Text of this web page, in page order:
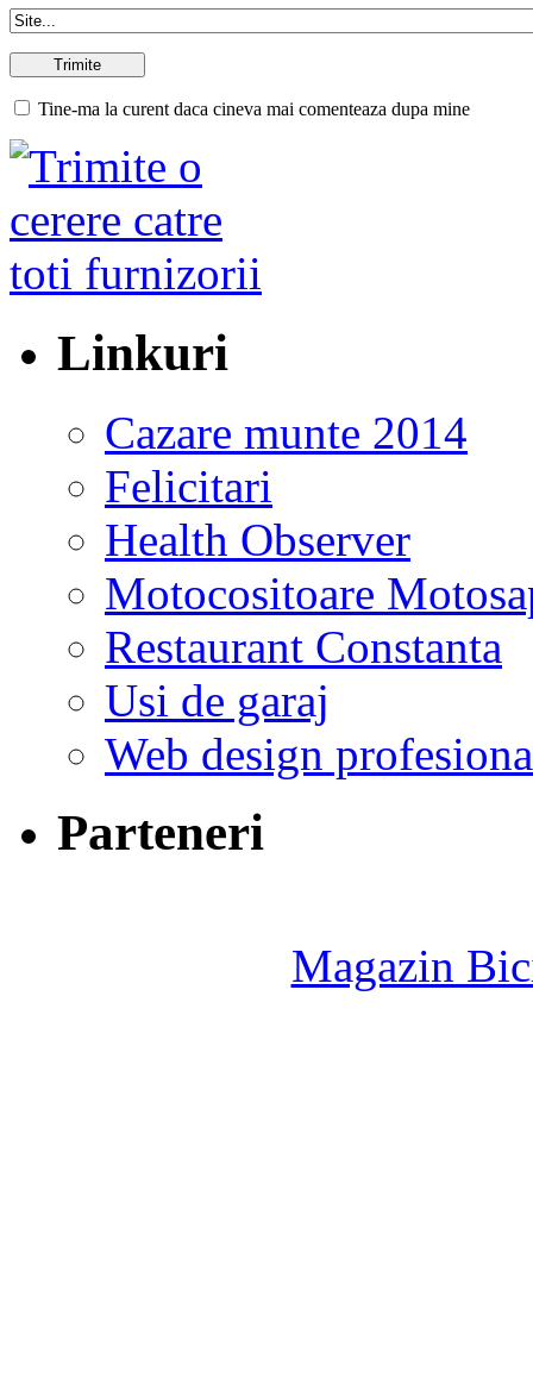
Tine-ma la curent daca cineva mai comenteaza dupa mine
Linkuri
Cazare munte 2014
Felicitari
Health Observer
Motocositoare
Restaurant Constanta
Usi de garaj
Web design
Parteneri
Magazin